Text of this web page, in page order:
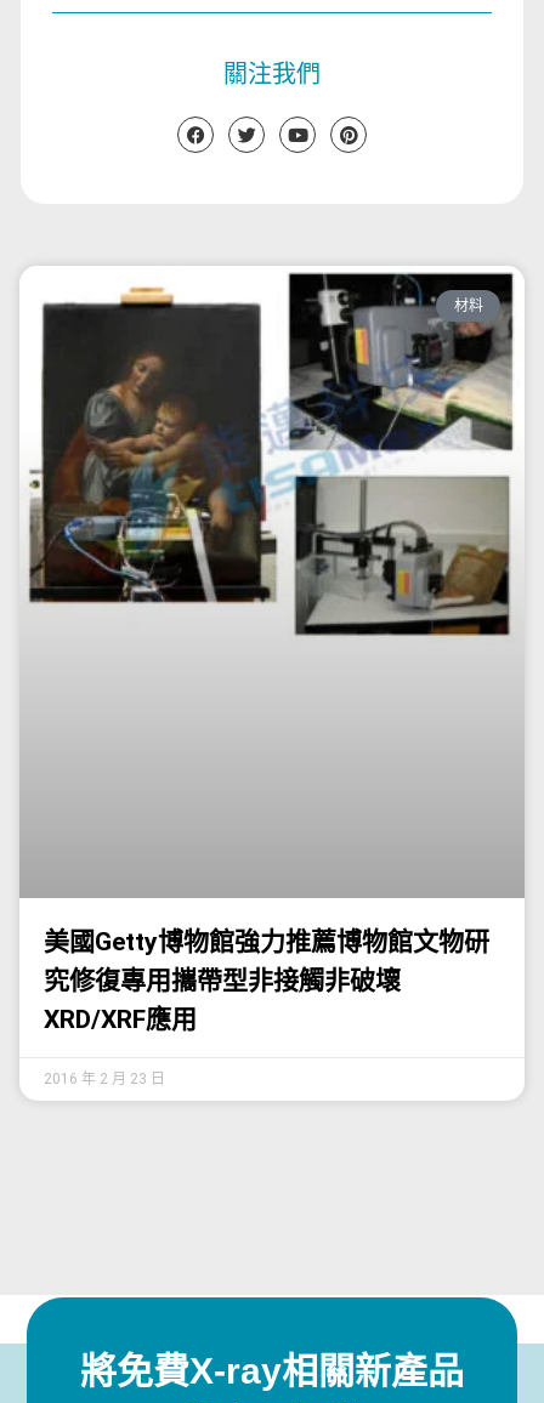
關注我們
材料
美國Getty博物館強力推薦博物館文物研
究修復專用攜帶型非接觸非破壞
XRD/XRF應用
2016 年 2 月 23 日
將免費X-ray相關新產品